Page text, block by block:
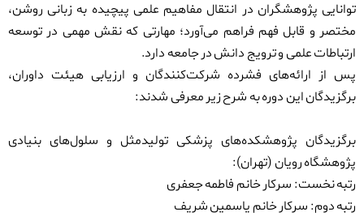
توانایی پژوهشگران در انتقال مفاهیم علمی پیچیده به زبانی روشن،
مختصر و قابل فهم فراهم می‌آورد؛ مهارتی که نقش مهمی در توسعه
ارتباطات علمی و ترویج دانش در جامعه دارد.
پس از ارائه‌های فشرده شرکت‌کنندگان و ارزیابی هیئت داوران،
برگزیدگان این دوره به شرح زیر معرفی شدند:
برگزیدگان پژوهشکده‌های پزشکی تولیدمثل و سلول‌های بنیادی
پژوهشگاه رویان (تهران):
رتبه نخست: سرکار خانم فاطمه جعفری
رتبه دوم: سرکار خانم یاسمین شریف